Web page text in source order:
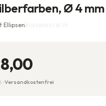
Ø 4 mm
Ellipsen4061845173072
Versandkostenfrei